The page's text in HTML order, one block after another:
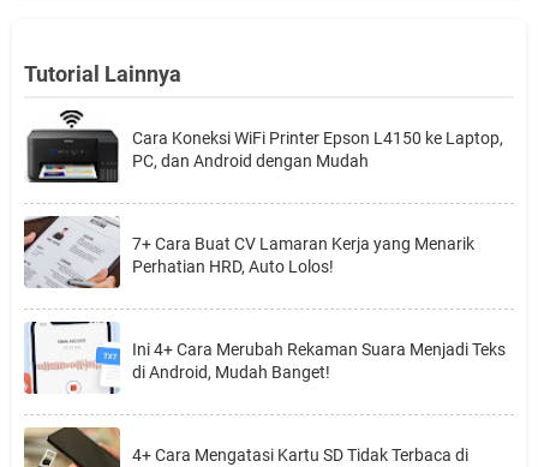
Tutorial Lainnya
Cara Koneksi WiFi Printer Epson L4150 ke Laptop,
PC, dan Android dengan Mudah
7+ Cara Buat CV Lamaran Kerja yang Menarik
Perhatian HRD, Auto Lolos!
Ini 4+ Cara Merubah Rekaman Suara Menjadi Teks
di Android, Mudah Banget!
4+ Cara Mengatasi Kartu SD Tidak Terbaca di